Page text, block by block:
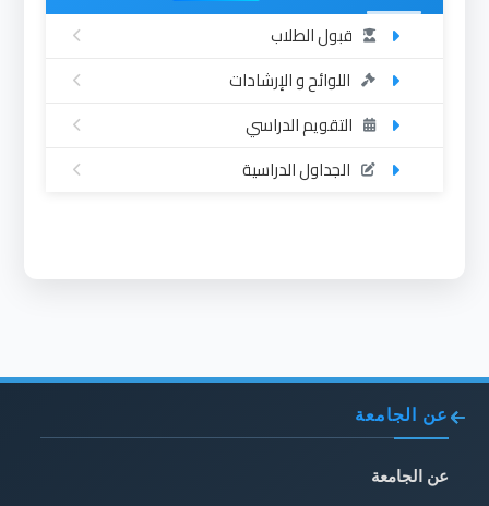
قبول الطلاب
اللوائح و الإرشادات
التقويم الدراسي
الجداول الدراسية
عن الجامعة
عن الجامعة